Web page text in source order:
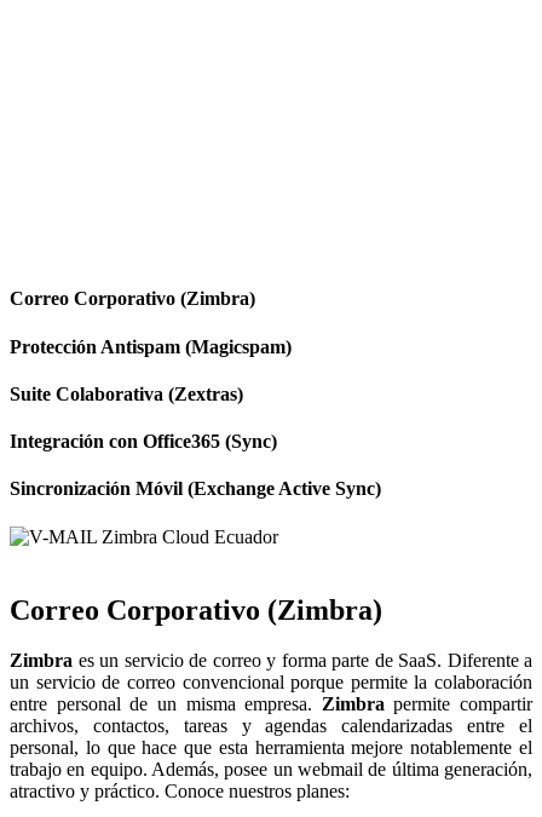
Correo Corporativo (Zimbra)
Protección Antispam (Magicspam)
Suite Colaborativa (Zextras)
Integración con Office365 (Sync)
Sincronización Móvil (Exchange Active Sync)
Correo Corporativo (Zimbra)
Zimbra es un servicio de correo y forma parte de SaaS. Diferente a
un servicio de correo convencional porque permite la colaboración
entre personal de un misma empresa. Zimbrapermite compartir
archivos, contactos, tareas y agendas calendarizadas entre el
personal, lo que hace que esta herramienta mejore notablemente el
trabajo en equipo. Además, posee un webmail de última generación,
atractivo y práctico. Conoce nuestros planes: